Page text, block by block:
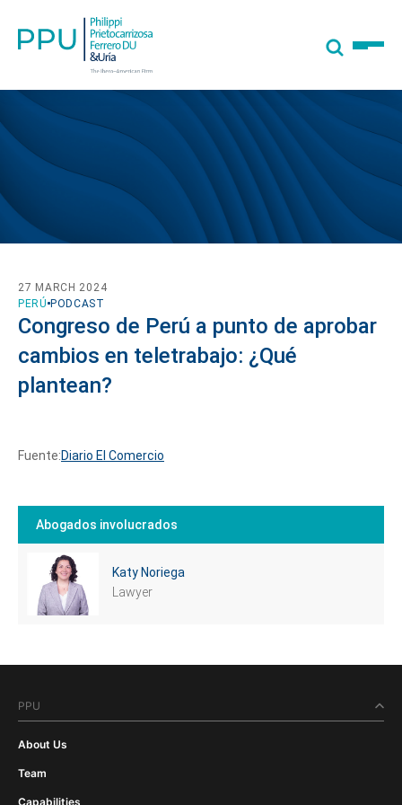
can we help you?
PERÚ PODCAST
27 MARCH 2024
Congreso de Perú a punto de aprobar
cambios en teletrabajo: ¿Qué
plantean?
Fuente:Diario El Comercio
Abogados involucrados
Katy Noriega
Lawyer
PPU
About Us
Team
Capabilities